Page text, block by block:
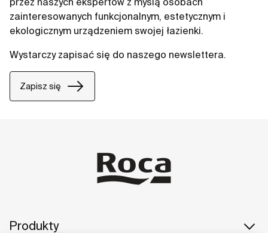
zainteresowanych funkcjonalnym, estetycznym i
ekologicznym urządzeniem swojej łazienki.
Wystarczy zapisać się do naszego newslettera.
Zapisz się
Produkty